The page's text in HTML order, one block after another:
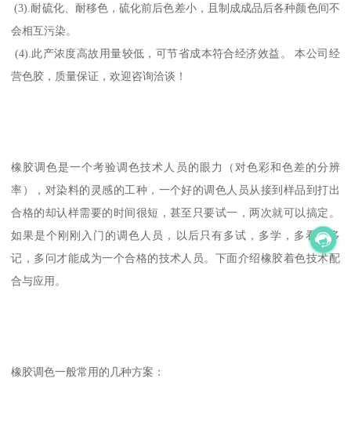
(3).耐硫化、耐移色，硫化前后色差小，且制成成品后各种颜色间不
会相互污染。
(4).此产浓度高故用量较低，可节省成本符合经济效益。 本公司经
营色胶，质量保证，欢迎咨询洽谈！
橡胶调色是一个考验调色技术人员的眼力（对色彩和色差的分辨
率），对染料的灵感的工种，一个好的调色人员从接到样品到打出
合格的却认样需要的时间很短，甚至只要试一，两次就可以搞定。
如果是个刚刚入门的调色人员，以后只有多试，多学，多看，多
记，多问才能成为一个合格的技术人员。下面介绍橡胶着色技术配
合与应用。
橡胶调色一般常用的几种方案：